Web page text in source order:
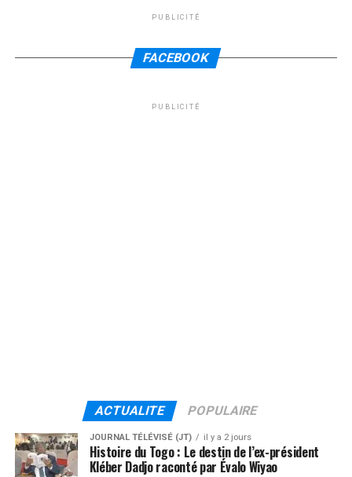
PUBLICITÉ
FACEBOOK
PUBLICITÉ
ACTUALITE POPULAIRE
JOURNAL TÉLÉVISÉ (JT) il y a 2 jours
Histoire du Togo : Le destin de l’ex-président
Kléber Dadjo raconté par Évalo Wiyao